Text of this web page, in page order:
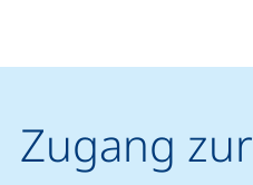
Zugang zur